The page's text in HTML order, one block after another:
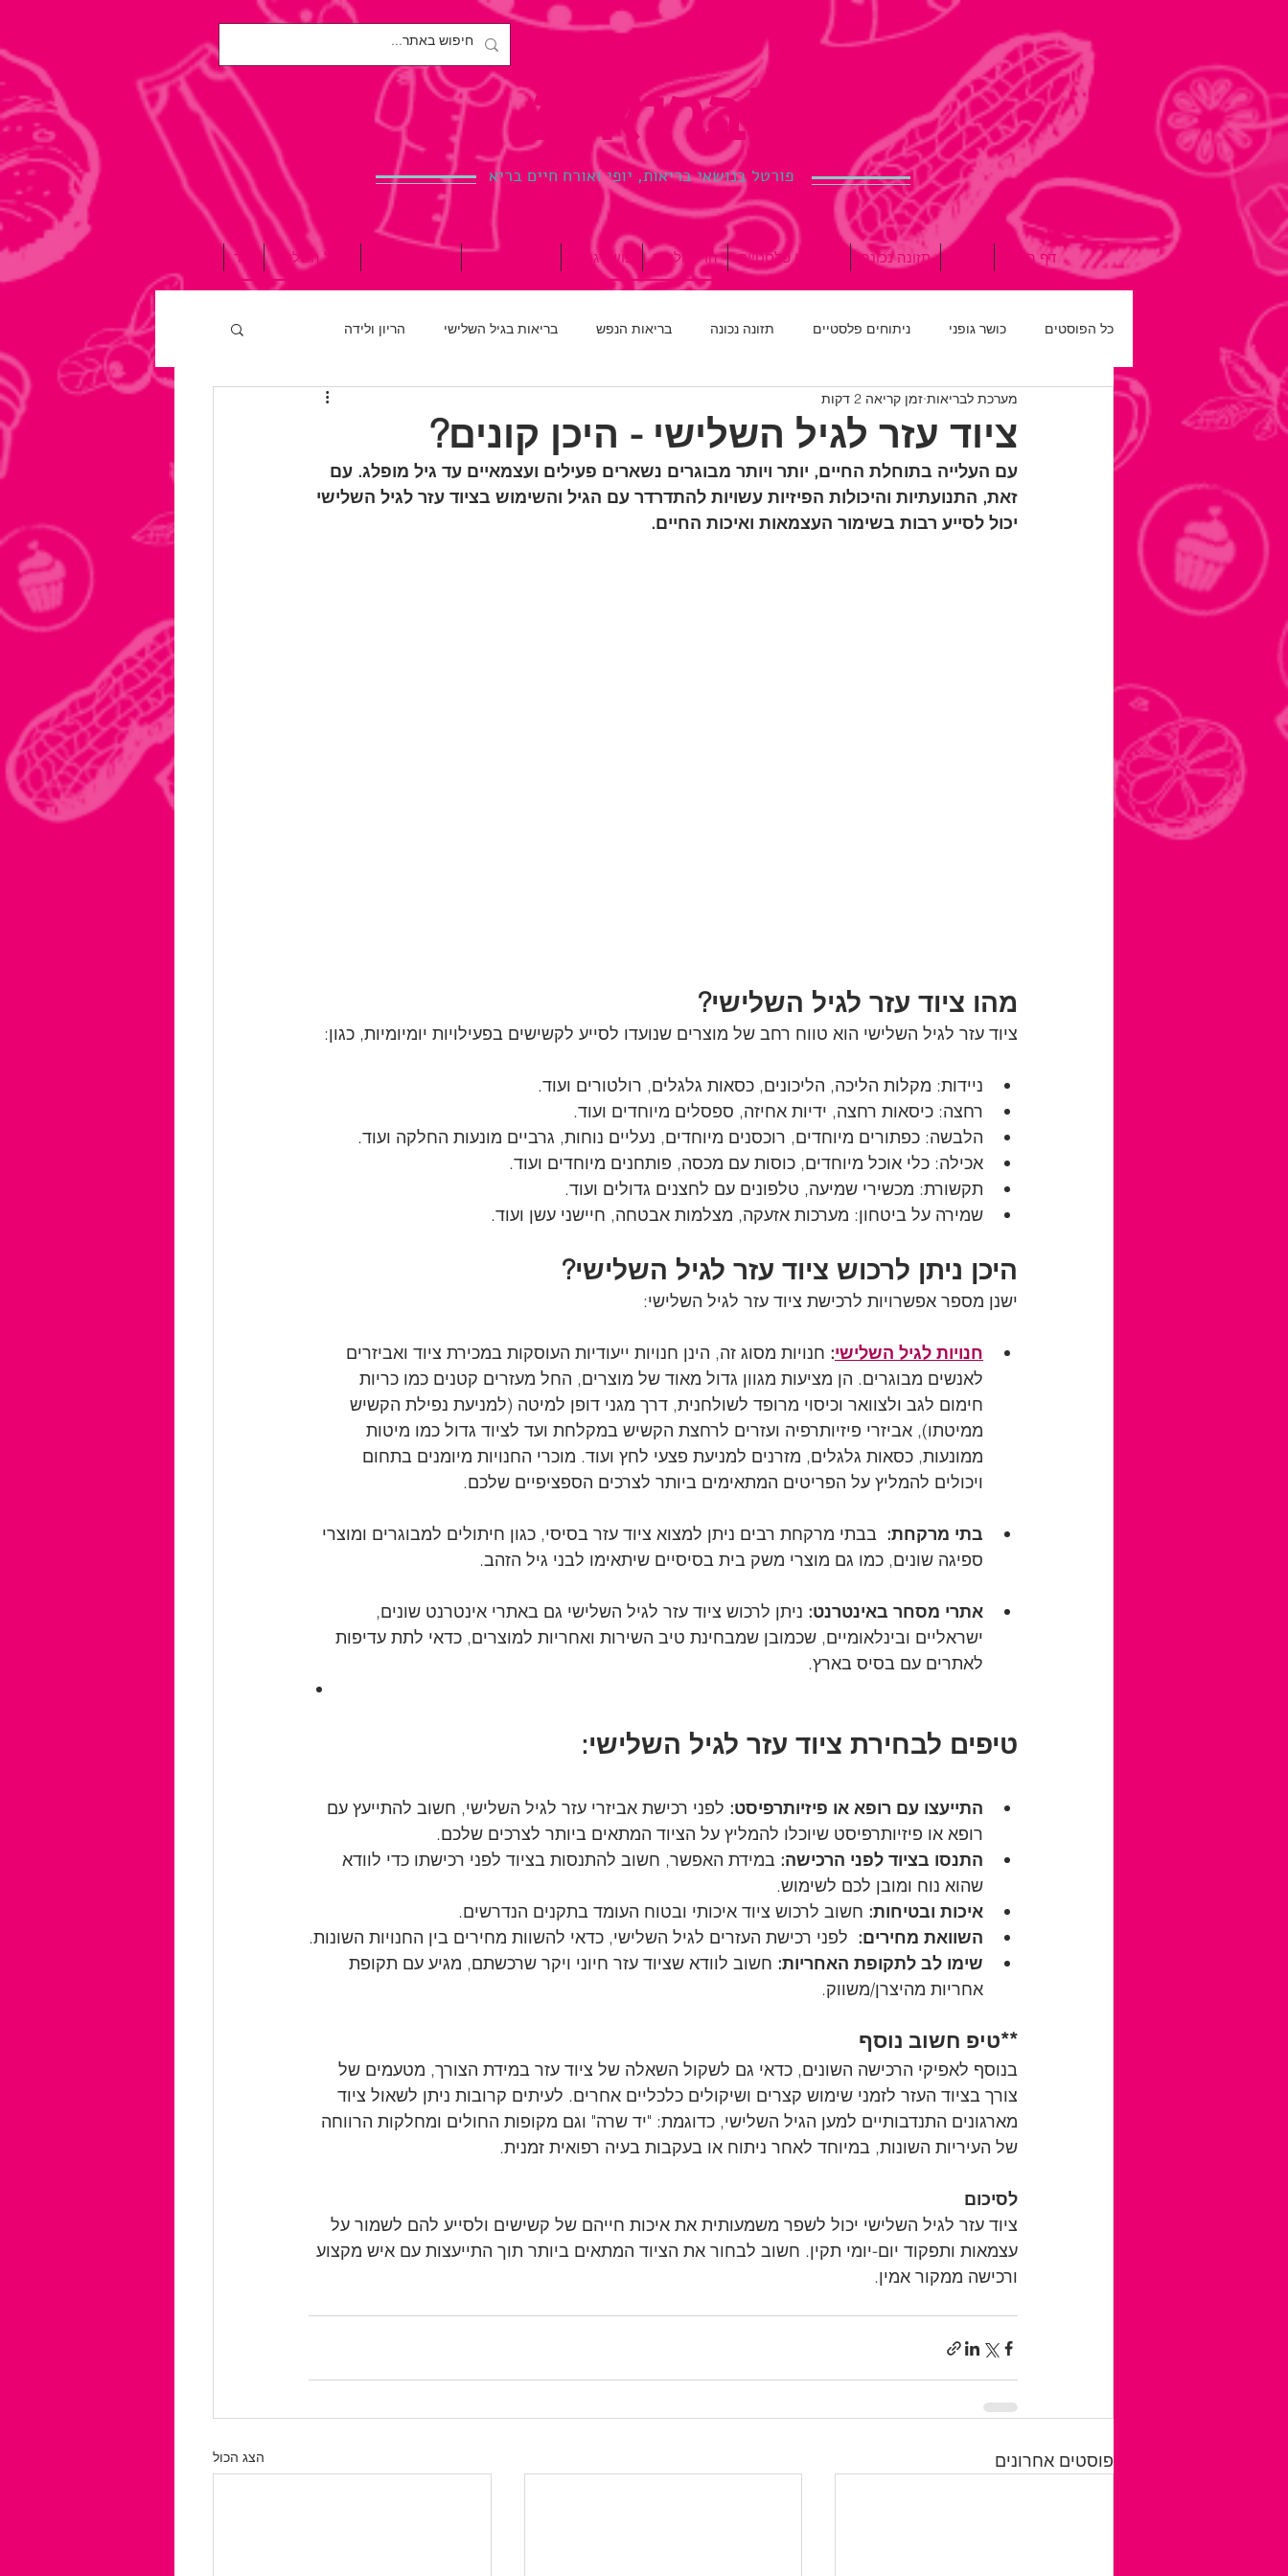
לבריאות.
פורטל בנושאי בריאות, יופי ואורח חיים בריא
דף הבית תזונה נכונה ניתוחים פלסטיים הריון ולידה כושר גופני רפואת שיניים בריאות הנפש הגיל השלישי עוד
כל הפוסטים כושר גופני ניתוחים פלסטיים תזונה נכונה בריאות הנפש בריאות בגיל השלישי הריון ולידה
רפואת שיניים חדש על המדף
ציוד עזר לגיל השלישי - היכן קונים?
מערכת לבריאות זמן קריאה 2 דקות
עם העלייה בתוחלת החיים, יותר ויותר מבוגרים נשארים פעילים ועצמאיים עד גיל מופלג. עם
זאת, התנועתיות והיכולות הפיזיות עשויות להתדרדר עם הגיל והשימוש בציוד עזר לגיל השלישי
יכול לסייע רבות בשימור העצמאות ואיכות החיים.
מהו ציוד עזר לגיל השלישי?
ציוד עזר לגיל השלישי הוא טווח רחב של מוצרים שנועדו לסייע לקשישים בפעילויות יומיומיות, כגון:
ניידות: מקלות הליכה, הליכונים, כסאות גלגלים, רולטורים ועוד.
רחצה: כיסאות רחצה, ידיות אחיזה, ספסלים מיוחדים ועוד.
הלבשה: כפתורים מיוחדים, רוכסנים מיוחדים, נעליים נוחות, גרביים מונעות החלקה ועוד.
אכילה: כלי אוכל מיוחדים, כוסות עם מכסה, פותחנים מיוחדים ועוד.
תקשורת: מכשירי שמיעה, טלפונים עם לחצנים גדולים ועוד.
שמירה על ביטחון: מערכות אזעקה, מצלמות אבטחה, חיישני עשן ועוד.
היכן ניתן לרכוש ציוד עזר לגיל השלישי?
ישנן מספר אפשרויות לרכישת ציוד עזר לגיל השלישי:
חנויות לגיל השלישי: חנויות מסוג זה, הינן חנויות ייעודיות העוסקות במכירת ציוד ואביזרים
לאנשים מבוגרים. הן מציעות מגוון גדול מאוד של מוצרים, החל מעזרים קטנים כמו כריות
חימום לגב ולצוואר וכיסוי מרופד לשולחנית, דרך מגני דופן למיטה (למניעת נפילת הקשיש
ממיטתו), אביזרי פיזיותרפיה ועזרים לרחצת הקשיש במקלחת ועד לציוד גדול כמו מיטות
ממונעות, כסאות גלגלים, מזרנים למניעת פצעי לחץ ועוד. מוכרי החנויות מיומנים בתחום
ויכולים להמליץ על הפריטים המתאימים ביותר לצרכים הספציפיים שלכם.
בתי מרקחת:
  בבתי מרקחת רבים ניתן למצוא ציוד עזר בסיסי, כגון חיתולים למבוגרים ומוצרי
ספיגה שונים, כמו גם מוצרי משק בית בסיסיים שיתאימו לבני גיל הזהב.
אתרי מסחר באינטרנט: ניתן לרכוש ציוד עזר לגיל השלישי גם באתרי אינטרנט שונים,
ישראליים ובינלאומיים, שכמובן שמבחינת טיב השירות ואחריות למוצרים, כדאי לתת עדיפות
לאתרים עם בסיס בארץ.
טיפים לבחירת ציוד עזר לגיל השלישי:
התייעצו עם רופא או פיזיותרפיסט: לפני רכישת אביזרי עזר לגיל השלישי, חשוב להתייעץ עם
רופא או פיזיותרפיסט שיוכלו להמליץ על הציוד המתאים ביותר לצרכים שלכם.
התנסו בציוד לפני הרכישה: במידת האפשר, חשוב להתנסות בציוד לפני רכישתו כדי לוודא
שהוא נוח ומובן לכם לשימוש.
איכות ובטיחות: חשוב לרכוש ציוד איכותי ובטוח העומד בתקנים הנדרשים.
השוואת מחירים:
  לפני רכישת העזרים לגיל השלישי, כדאי להשוות מחירים בין החנויות השונות.
שימו לב לתקופת האחריות: חשוב לוודא שציוד עזר חיוני ויקר שרכשתם, מגיע עם תקופת
אחריות מהיצרן/משווק.
**טיפ חשוב נוסף
בנוסף לאפיקי הרכישה השונים, כדאי גם לשקול השאלה של ציוד עזר במידת הצורך, מטעמים של
צורך בציוד העזר לזמני שימוש קצרים ושיקולים כלכליים אחרים. לעיתים קרובות ניתן לשאול ציוד
מארגונים התנדבותיים למען הגיל השלישי, כדוגמת: "יד שרה" וגם מקופות החולים ומחלקות הרווחה
של העיריות השונות, במיוחד לאחר ניתוח או בעקבות בעיה רפואית זמנית.
לסיכום
ציוד עזר לגיל השלישי יכול לשפר משמעותית את איכות חייהם של קשישים ולסייע להם לשמור על
עצמאות ותפקוד יום-יומי תקין. חשוב לבחור את הציוד המתאים ביותר תוך התייעצות עם איש מקצוע
ורכישה ממקור אמין.
פוסטים אחרונים הצג הכול